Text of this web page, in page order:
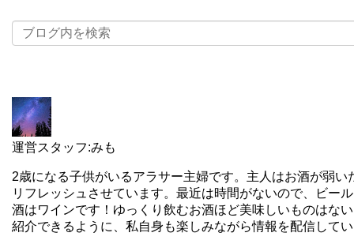
運営スタッフ:みも
2歳になる子供がいるアラサー主婦です。主人はお酒が弱
リフレッシュさせています。最近は時間がないので、ビー
酒はワインです！ゆっくり飲むお酒ほど美味しいものはな
紹介できるように、私自身も楽しみながら情報を配信して